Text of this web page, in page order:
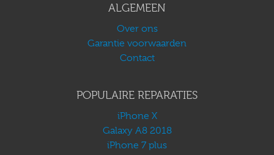
ALGEMEEN
Over ons
Garantie voorwaarden
Contact
POPULAIRE REPARATIES
iPhone X
Galaxy A8 2018
iPhone 7 plus